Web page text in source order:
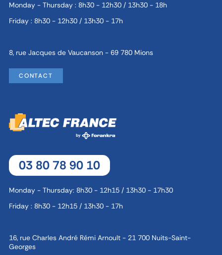
Monday - Thursday : 8h30 - 12h30 / 13h30 - 18h
Friday : 8h30 - 12h30 / 13h30 - 17h
8, rue Jacques de Vaucanson - 69 780 Mions
CONTACT
03 80 78 90 10
Monday - Thursday: 8h30 - 12h15 / 13h30 - 17h30
Friday : 8h30 - 12h15 / 13h30 - 17h
16, rue Charles André Rémi Arnoult - 21 700 Nuits-Saint-
Georges